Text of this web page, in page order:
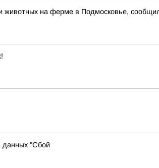
на ферме в Подмосковье,
данных "Сбой